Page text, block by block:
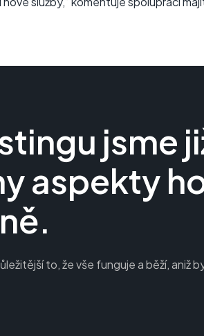
jsme
aspekty
to, že vše funguje a běží, aniž